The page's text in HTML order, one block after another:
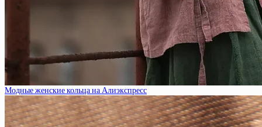
Модные женские кольца на Алиэкспресс